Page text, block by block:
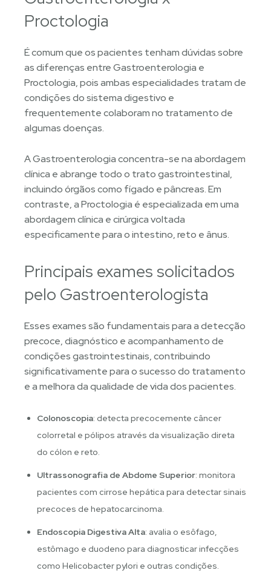
Proctologia
É comum que os pacientes tenham dúvidas sobre
as diferenças entre Gastroenterologia e
Proctologia, pois ambas especialidades tratam de
condições do sistema digestivo e
frequentemente colaboram no tratamento de
algumas doenças.
A Gastroenterologia concentra-se na abordagem
clínica e abrange todo o trato gastrointestinal,
incluindo órgãos como fígado e pâncreas. Em
contraste, a Proctologia é especializada em uma
abordagem clínica e cirúrgica voltada
especificamente para o intestino, reto e ânus.
Principais exames solicitados
pelo Gastroenterologista
Esses exames são fundamentais para a detecção
precoce, diagnóstico e acompanhamento de
condições gastrointestinais, contribuindo
significativamente para o sucesso do tratamento
e a melhora da qualidade de vida dos pacientes.
Colonoscopia: detecta precocemente câncer
colorretal e pólipos através da visualização direta
do cólon e reto.
Ultrassonografia de Abdome Superior: monitora
pacientes com cirrose hepática para detectar sinais
precoces de hepatocarcinoma.
Endoscopia Digestiva Alta: avalia o esôfago,
estômago e duodeno para diagnosticar infecções
como Helicobacter pylori e outras condições.